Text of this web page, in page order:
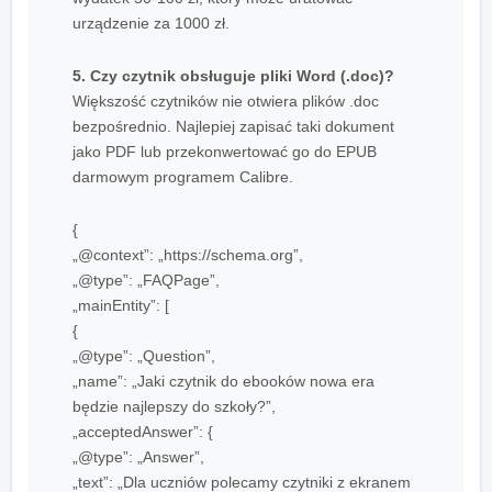
urządzenie za 1000 zł.
5. Czy czytnik obsługuje pliki Word (.doc)?
Większość czytników nie otwiera plików .doc
bezpośrednio. Najlepiej zapisać taki dokument
jako PDF lub przekonwertować go do EPUB
darmowym programem Calibre.
{
„@context”: „https://schema.org”,
„@type”: „FAQPage”,
„mainEntity”: [
{
„@type”: „Question”,
„name”: „Jaki czytnik do ebooków nowa era
będzie najlepszy do szkoły?”,
„acceptedAnswer”: {
„@type”: „Answer”,
„text”: „Dla uczniów polecamy czytniki z ekranem